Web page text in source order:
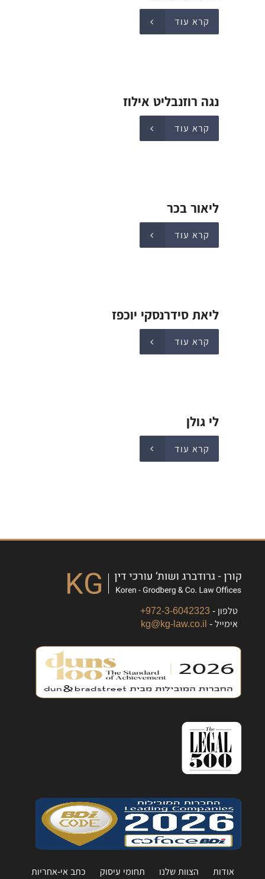
קרא עוד
נגה רוזנבליט אילוז
קרא עוד
ליאור בכר
קרא עוד
ליאת סידרנסקי יוכפז
קרא עוד
לי גולן
קרא עוד
טלפון -972-3-6042323+
אימייל - kg@kg-law.co.il
אודות הצוות שלנו תחומי עיסוק כתב אי-אחריות